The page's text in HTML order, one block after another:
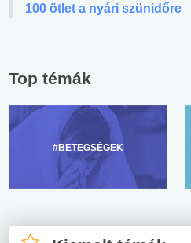
100 ötlet a nyári szünidőre
Top témák
#BETEGSÉGEK